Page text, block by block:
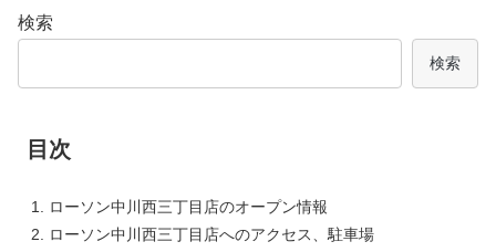
検索
検索
目次
ローソン中川西三丁目店のオープン情報
ローソン中川西三丁目店へのアクセス、駐車場